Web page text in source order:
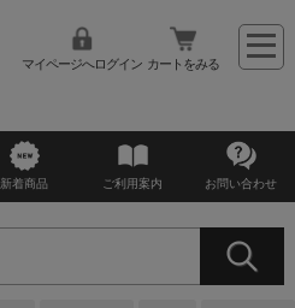
マイページへログイン カートをみる
新着商品 ご利用案内 お問い合わせ